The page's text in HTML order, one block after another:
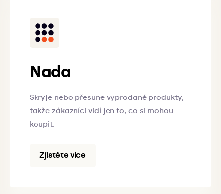
Nada
Skryje nebo přesune vyprodané produkty,
takže zákazníci vidí jen to, co si mohou
koupit.
Zjistěte více